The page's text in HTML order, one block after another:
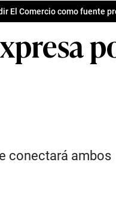
El Comercio como fuente
conectará ambos